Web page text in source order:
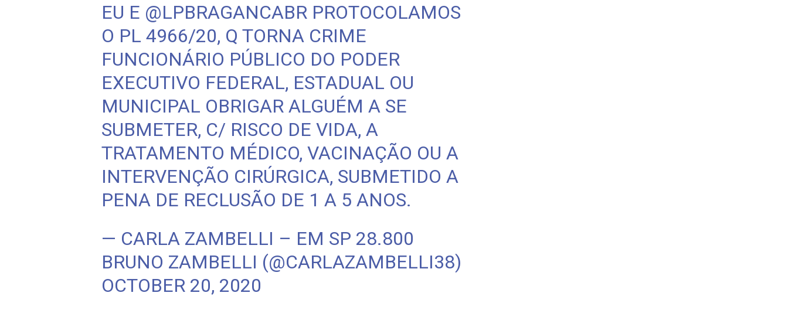
EU E @LPBRAGANCABR PROTOCOLAMOS
O PL 4966/20, Q TORNA CRIME
FUNCIONÁRIO PÚBLICO DO PODER
EXECUTIVO FEDERAL, ESTADUAL OU
MUNICIPAL OBRIGAR ALGUÉM A SE
SUBMETER, C/ RISCO DE VIDA, A
TRATAMENTO MÉDICO, VACINAÇÃO OU A
INTERVENÇÃO CIRÚRGICA, SUBMETIDO A
PENA DE RECLUSÃO DE 1 A 5 ANOS.
— CARLA ZAMBELLI – EM SP 28.800
BRUNO ZAMBELLI (@CARLAZAMBELLI38)
OCTOBER 20, 2020